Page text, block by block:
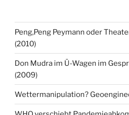
Peng,Peng Peymann oder
(2010)
Don Mudra im Ü-Wagen im
(2009)
Wettermanipulation?